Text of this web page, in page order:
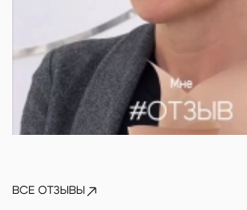
ВСЕ ОТЗЫВЫ
Артем